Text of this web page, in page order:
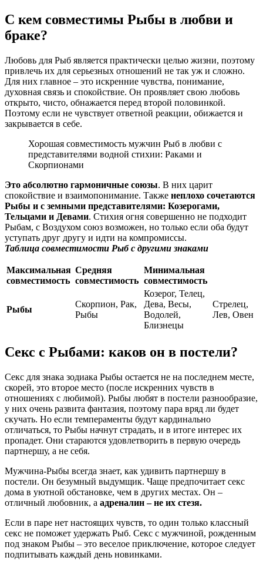
С кем совместимы Рыбы в любви и
браке?
Любовь для Рыб является практически целью жизни, поэтому
привлечь их для серьезных отношений не так уж и сложно.
Для них главное – это искренние чувства, понимание,
духовная связь и спокойствие. Он проявляет свою любовь
открыто, чисто, обнажается перед второй половинкой.
Поэтому если не чувствует ответной реакции, обижается и
закрывается в себе.
Хорошая совместимость мужчин Рыб в любви с
представителями водной стихии: Раками и
Скорпионами
Это абсолютно гармоничные союзы. В них царит
спокойствие и взаимопонимание. Также неплохо сочетаются
Рыбы и с земными представителями: Козерогами,
Тельцами и Девами. Стихия огня совершенно не подходит
Рыбам, с Воздухом союз возможен, но только если оба будут
уступать друг другу и идти на компромиссы.
Таблица совместимости Рыб с другими знаками
Максимальная
совместимость
Средняя
совместимость
Минимальная
совместимость
Рыбы
Скорпион, Рак,
Рыбы
Козерог, Телец,
Дева, Весы,
Водолей,
Близнецы
Стрелец,
Лев, Овен
Секс с Рыбами: каков он в постели?
Секс для знака зодиака Рыбы остается не на последнем месте,
скорей, это второе место (после искренних чувств в
отношениях с любимой). Рыбы любят в постели разнообразие,
у них очень развита фантазия, поэтому пара вряд ли будет
скучать. Но если темпераменты будут кардинально
отличаться, то Рыбы начнут страдать, и в итоге интерес их
пропадет. Они стараются удовлетворить в первую очередь
партнершу, а не себя.
Мужчина-Рыбы всегда знает, как удивить партнершу в
постели. Он безумный выдумщик. Чаще предпочитает секс
дома в уютной обстановке, чем в других местах. Он –
отличный любовник, а адреналин – не их стезя.
Если в паре нет настоящих чувств, то один только классный
секс не поможет удержать Рыб. Секс с мужчиной, рожденным
под знаком Рыбы – это веселое приключение, которое следует
подпитывать каждый день новинками.